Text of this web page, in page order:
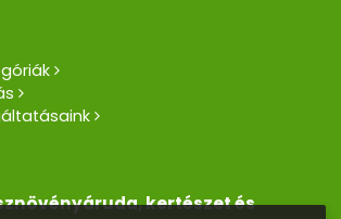
kertészet és